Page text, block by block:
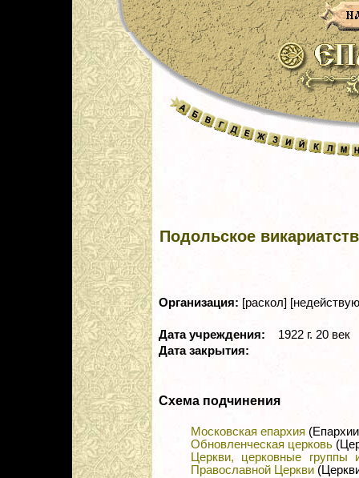
Подольское
Организация: [раскол]
Дата учреждения:
1922 г. 20 век
Дата закрытия:
Схема подчинения
Московская епархия
Обновленческая церковь
Церкви, церковные
Православной Церкви